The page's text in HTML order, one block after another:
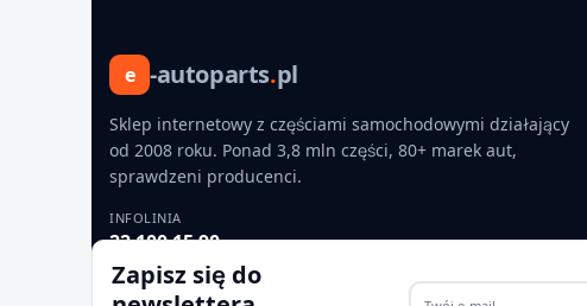
e -autoparts.pl
Sklep internetowy z częściami samochodowymi działający
od 2008 roku. Ponad 3,8 mln części, 80+ marek aut,
sprawdzeni producenci.
INFOLINIA
22 100 15 90
pon.–pt. 9:00–16:00
Zapisz się do